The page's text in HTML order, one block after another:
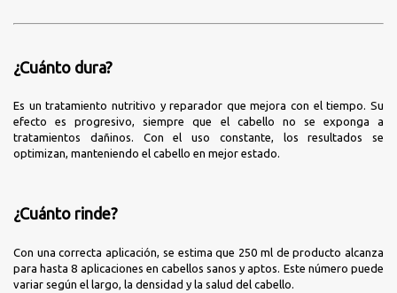
¿Cuánto dura?
Es un tratamiento nutritivo y reparador que mejora con el tiempo. Su
efecto es progresivo, siempre que el cabello no se exponga a
tratamientos dañinos. Con el uso constante, los resultados se
optimizan, manteniendo el cabello en mejor estado.
¿Cuánto rinde?
Con una correcta aplicación, se estima que 250 ml de producto alcanza
para hasta 8 aplicaciones en cabellos sanos y aptos. Este número puede
variar según el largo, la densidad y la salud del cabello.